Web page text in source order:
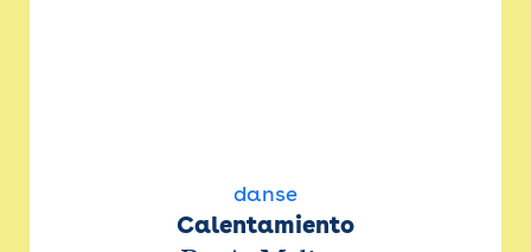
danse
Calentamiento